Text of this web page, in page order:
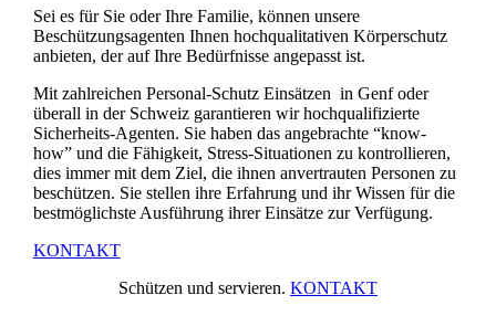
Sei es für Sie oder Ihre Familie, können unsere
Beschützungsagenten Ihnen hochqualitativen Körperschutz
anbieten, der auf Ihre Bedürfnisse angepasst ist.
Mit zahlreichen Personal-Schutz Einsätzen in Genf oder
überall in der Schweiz garantieren wir hochqualifizierte
Sicherheits-Agenten. Sie haben das angebrachte “know-
how” und die Fähigkeit, Stress-Situationen zu kontrollieren,
dies immer mit dem Ziel, die ihnen anvertrauten Personen zu
beschützen. Sie stellen ihre Erfahrung und ihr Wissen für die
bestmöglichste Ausführung ihrer Einsätze zur Verfügung.
KONTAKT
Schützen und servieren. KONTAKT